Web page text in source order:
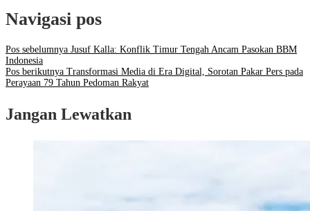
Navigasi pos
Pos sebelumnya Jusuf Kalla: Konflik Timur Tengah Ancam Pasokan BBM
Indonesia
Pos berikutnya Transformasi Media di Era Digital, Sorotan Pakar Pers pada
Perayaan 79 Tahun Pedoman Rakyat
Jangan Lewatkan